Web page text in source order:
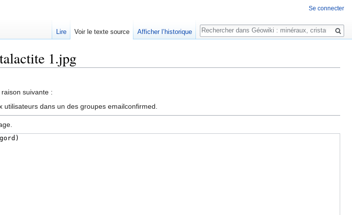
1.jpg
suivante :
dans un des groupes emailconfirmed.
Se connecter
Lire Voir le texte source Afficher l’historique
Rechercher